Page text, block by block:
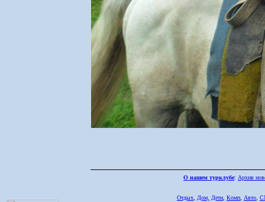
О нашем турклубе: Архив
Отдых Дом, Дети Комп Авто